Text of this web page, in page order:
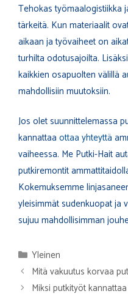
Tehokas työmaalogistiikka
tärkeitä. Kun materiaalit
aikaan ja työvaiheet on
turhilta odotusajoilta.
kaikkien osapuolten välillä
mahdollisiin muutoksiin.
Jos olet suunnittelemassa
kannattaa ottaa yhteyttä
vaiheessa. Me Putki-Hait
putkiremontit
Kokemuksemme
yleisimmät sudenkuopat ja
sujuu mahdollisimman
Kategoriat
Yleinen
Mitä vakuutus korvaa
Miksi putkityöt